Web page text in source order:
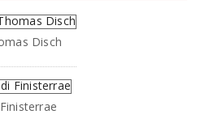
Disch